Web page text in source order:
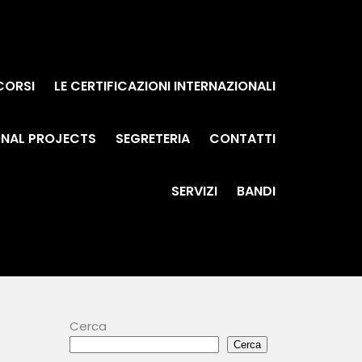
LE CERTIFICAZIONI INTERNAZIONALI
PROJECTS SEGRETERIA CONTATTI
SERVIZI BANDI
Cerca
Cerca